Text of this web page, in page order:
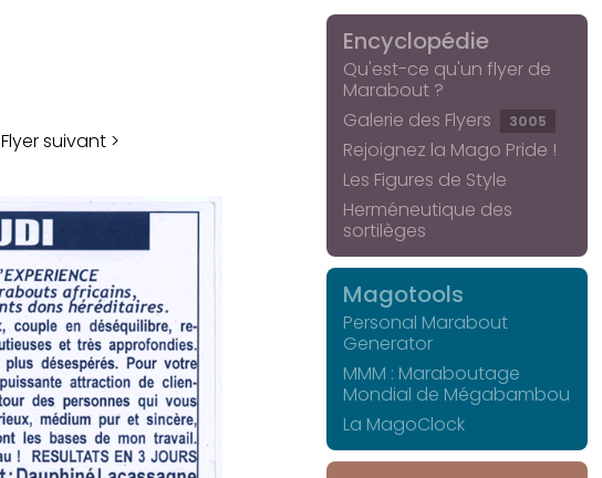
Flyer suivant >
Encyclopédie
Qu'est-ce qu'un flyer de
Marabout ?
Galerie des Flyers
3005
Rejoignez la Mago Pride !
Les Figures de Style
Herméneutique des
sortilèges
Magotools
Personal Marabout
Generator
MMM : Maraboutage
Mondial de Mégabambou
La MagoClock